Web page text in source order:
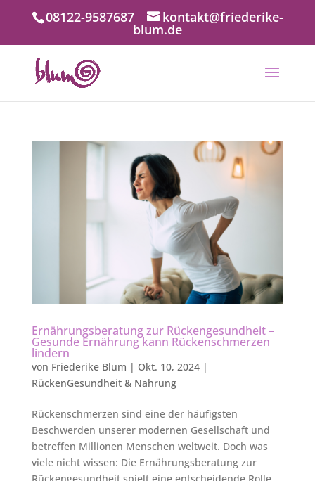
08122-9587687 kontakt@friederike-
blum.de
Ernährungsberatung zur Rückengesundheit –
Gesunde Ernährung kann Rückenschmerzen
lindern
von Friederike Blum | Okt. 10, 2024|
RückenGesundheit & Nahrung
Rückenschmerzen sind eine der häufigsten
Beschwerden unserer modernen Gesellschaft und
betreffen Millionen Menschen weltweit. Doch was
viele nicht wissen: Die Ernährungsberatung zur